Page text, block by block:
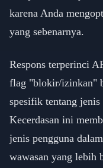
karena Anda
yang sebenarnya.
Respons terperinci
flag "blokir/izinkan"
spesifik tentang
Kecerdasan ini
jenis pengguna
wawasan yang lebih